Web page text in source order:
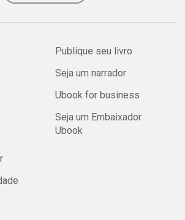
Publique seu livro
Seja um narrador
Ubook for business
Seja um Embaixador
Ubook